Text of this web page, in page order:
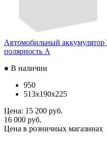
Автомобильный
полярность A
● В наличии
950
513x190x225
Цена: 15 200 руб.
16 000 руб.
Цена в розничных магазинах